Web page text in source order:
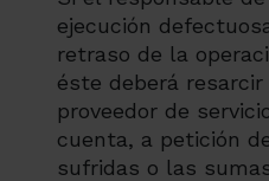
ejecución
retraso de la
éste deberá
proveedor de
cuenta, a petición
sufridas o las